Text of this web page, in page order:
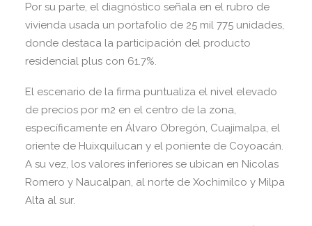
Por su parte, el diagnóstico señala en el rubro de
vivienda usada un portafolio de 25 mil 775 unidades,
donde destaca la participación del producto
residencial plus con 61.7%.
El escenario de la firma puntualiza el nivel elevado
de precios por m2 en el centro de la zona,
específicamente en Álvaro Obregón, Cuajimalpa, el
oriente de Huixquilucan y el poniente de Coyoacán.
A su vez, los valores inferiores se ubican en Nicolas
Romero y Naucalpan, al norte de Xochimilco y Milpa
Alta al sur.